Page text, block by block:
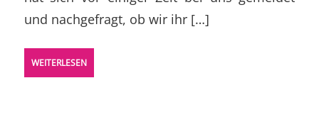
und nachgefragt, ob wir ihr […]
WEITERLESEN